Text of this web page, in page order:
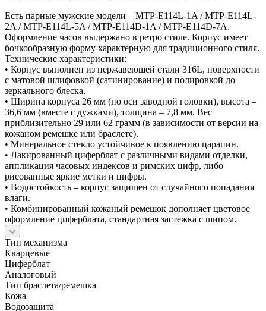
Есть парные мужские модели – MTP-E114L-1A / MTP-E114L-
2A / MTP-E114L-5A / MTP-E114D-1A / MTP-E114D-7A.
Оформление часов выдержано в ретро стиле. Корпус имеет
бочкообразную форму характерную для традиционного стиля.
Технические характеристики:
• Корпус выполнен из нержавеющей стали 316L, поверхности
с матовой шлифовкой (сатинирование) и полировкой до
зеркального блеска.
• Ширина корпуса 26 мм (по оси заводной головки), высота –
36,6 мм (вместе с дужками), толщина – 7,8 мм. Вес
приблизительно 29 или 62 грамм (в зависимости от версии на
кожаном ремешке или браслете).
• Минеральное стекло устойчивое к появлению царапин.
• Лакированный циферблат с различными видами отделки,
аппликация часовых индексов и римских цифр, либо
рисованные яркие метки и цифры.
• Водостойкость – корпус защищен от случайного попадания
влаги.
• Комбинированный кожаный ремешок дополняет цветовое
оформление циферблата, стандартная застежка с шипом.
Тип механизма
Кварцевые
Циферблат
Аналоговый
Тип браслета/ремешка
Кожа
Водозащита